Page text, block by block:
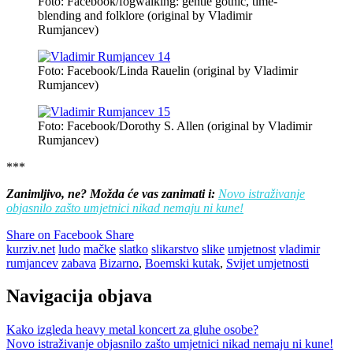
blending and folklore (original by Vladimir
Rumjancev)
Foto: Facebook/Linda Rauelin (original by Vladimir
Rumjancev)
Foto: Facebook/Dorothy S. Allen (original by Vladimir
Rumjancev)
***
Zanimljivo, ne? Možda će vas zanimati i: Novo istraživanje
objasnilo zašto umjetnici nikad nemaju ni kune!
Share on Facebook Share
kurziv.net ludo mačke slatko slikarstvo slike umjetnost vladimir
rumjancev zabava Bizarno, Boemski kutak, Svijet umjetnosti
Navigacija objava
Kako izgleda heavy metal koncert za gluhe osobe?
Novo istraživanje objasnilo zašto umjetnici nikad nemaju ni kune!